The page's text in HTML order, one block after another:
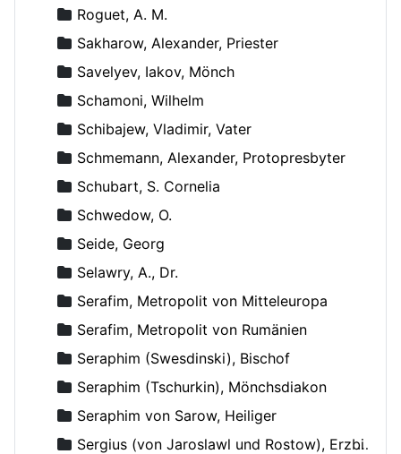
Roguet, A. M.
Sakharow, Alexander, Priester
Savelyev, Iakov, Mönch
Schamoni, Wilhelm
Schibajew, Vladimir, Vater
Schmemann, Alexander, Protopresbyter
Schubart, S. Cornelia
Schwedow, O.
Seide, Georg
Selawry, A., Dr.
Serafim, Metropolit von Mitteleuropa
Serafim, Metropolit von Rumänien
Seraphim (Swesdinski), Bischof
Seraphim (Tschurkin), Mönchsdiakon
Seraphim von Sarow, Heiliger
Sergius (von Jaroslawl und Rostow), Erzbischof